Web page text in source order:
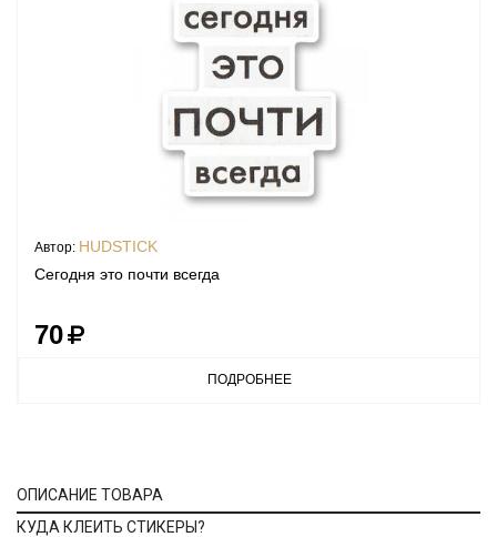
Автор: HUDSTICK
Сегодня это почти всегда
70
ПОДРОБНЕЕ
ОПИСАНИЕ ТОВАРА
КУДА КЛЕИТЬ СТИКЕРЫ?